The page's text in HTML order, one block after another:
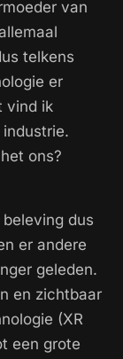
van
telkens
er
vind ik
ons?
dus
er andere
geleden.
en zichtbaar
(XR
een grote